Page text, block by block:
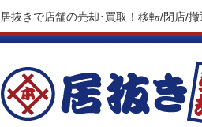
居抜きで店舗の売却･買取！移転/閉店/